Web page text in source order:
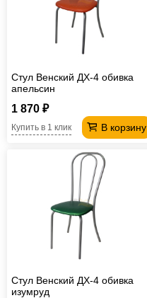
Стул Венский ДХ-4 обивка
апельсин
1 870 ₽
В корзину
Купить в 1 клик
Стул Венский ДХ-4 обивка
изумруд